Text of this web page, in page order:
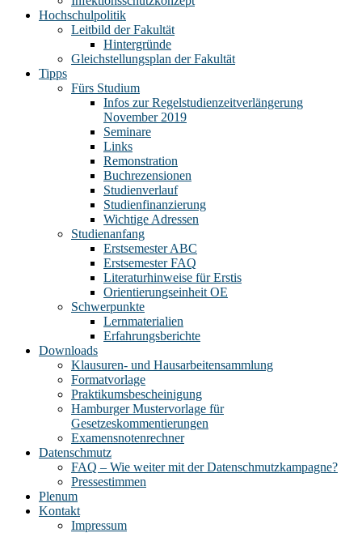
Hochschulpolitik
Leitbild der Fakultät
Hintergründe
Gleichstellungsplan der Fakultät
Tipps
Fürs Studium
Infos zur Regelstudienzeitverlängerung
November 2019
Seminare
Links
Remonstration
Buchrezensionen
Studienverlauf
Studienfinanzierung
Wichtige Adressen
Studienanfang
Erstsemester ABC
Erstsemester FAQ
Literaturhinweise für Erstis
Orientierungseinheit OE
Schwerpunkte
Lernmaterialien
Erfahrungsberichte
Downloads
Klausuren- und Hausarbeitensammlung
Formatvorlage
Praktikumsbescheinigung
Hamburger Mustervorlage für
Gesetzeskommentierungen
Examensnotenrechner
Datenschmutz
FAQ – Wie weiter mit der Datenschmutzkampagne?
Pressestimmen
Plenum
Kontakt
Impressum